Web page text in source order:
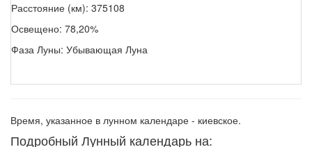
Расстояние (км): 375108
Освещено: 78,20%
Фаза Луны: Убывающая Луна
Время, указанное в лунном календаре - киевское.
Подробный Лунный календарь на: